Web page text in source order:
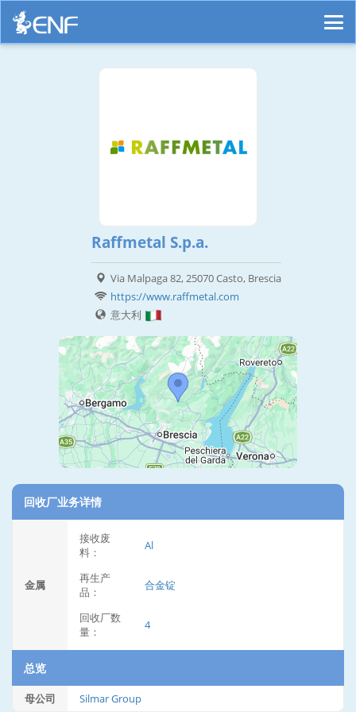
Raffmetal S.p.a.
Via Malpaga 82, 25070 Casto, Brescia
https://www.raffmetal.com
意大利
回收厂业务详情
金属
接收废
料：
Al
再生产
品：
合金锭
回收厂数
量：
4
总览
母公司 Silmar Group